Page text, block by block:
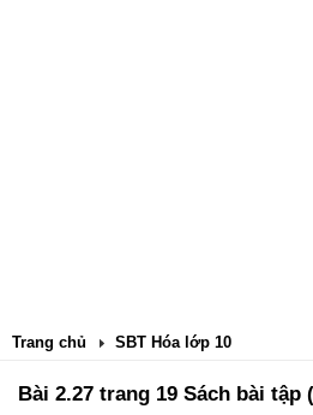
Trang chủ SBT Hóa lớp 10
Bài 2.27 trang 19 Sách bài tập